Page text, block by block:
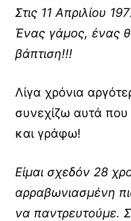
Στις 11 Απριλίου
Ένας γάμος, ένας
βάπτιση!!!
Λίγα χρόνια
συνεχίζω αυτά
και γράφω!
Είμαι σχεδόν 28
αρραβωνιασμένη
να παντρευτούμε.